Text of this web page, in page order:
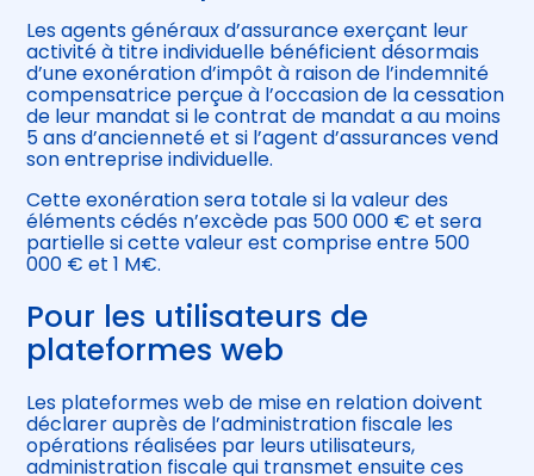
Les agents généraux d’assurance exerçant leur
activité à titre individuelle bénéficient désormais
d’une exonération d’impôt à raison de l’indemnité
compensatrice perçue à l’occasion de la cessation
de leur mandat si le contrat de mandat a au moins
5 ans d’ancienneté et si l’agent d’assurances vend
son entreprise individuelle.
Cette exonération sera totale si la valeur des
éléments cédés n’excède pas 500 000 € et sera
partielle si cette valeur est comprise entre 500
000 € et 1 M€.
Pour les utilisateurs de
plateformes web
Les plateformes web de mise en relation doivent
déclarer auprès de l’administration fiscale les
opérations réalisées par leurs utilisateurs,
administration fiscale qui transmet ensuite ces